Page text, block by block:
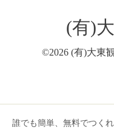
(有)
©2026 (有)大東
誰でも簡単、無料でつく